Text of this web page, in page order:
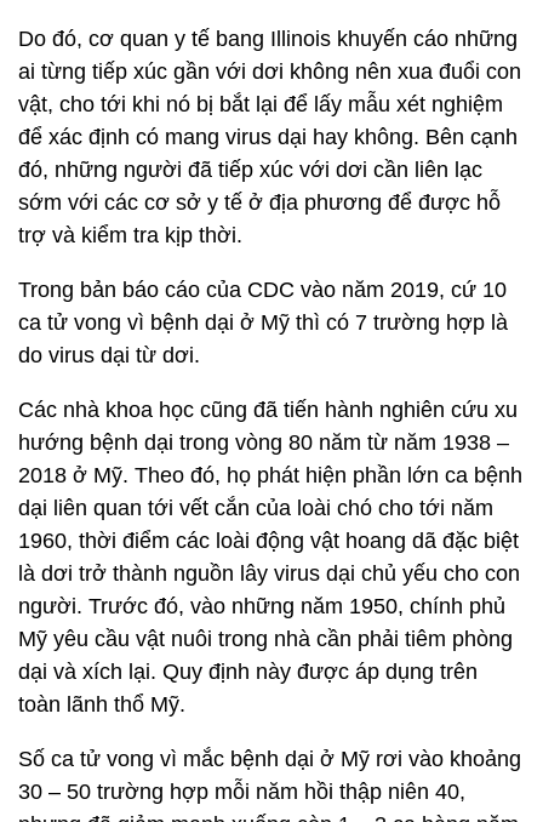
Do đó, cơ quan y tế bang Illinois khuyến cáo những
ai từng tiếp xúc gần với dơi không nên xua đuổi con
vật, cho tới khi nó bị bắt lại để lấy mẫu xét nghiệm
để xác định có mang virus dại hay không. Bên cạnh
đó, những người đã tiếp xúc với dơi cần liên lạc
sớm với các cơ sở y tế ở địa phương để được hỗ
trợ và kiểm tra kịp thời.
Trong bản báo cáo của CDC vào năm 2019, cứ 10
ca tử vong vì bệnh dại ở Mỹ thì có 7 trường hợp là
do virus dại từ dơi.
Các nhà khoa học cũng đã tiến hành nghiên cứu xu
hướng bệnh dại trong vòng 80 năm từ năm 1938 –
2018 ở Mỹ. Theo đó, họ phát hiện phần lớn ca bệnh
dại liên quan tới vết cắn của loài chó cho tới năm
1960, thời điểm các loài động vật hoang dã đặc biệt
là dơi trở thành nguồn lây virus dại chủ yếu cho con
người. Trước đó, vào những năm 1950, chính phủ
Mỹ yêu cầu vật nuôi trong nhà cần phải tiêm phòng
dại và xích lại. Quy định này được áp dụng trên
toàn lãnh thổ Mỹ.
Số ca tử vong vì mắc bệnh dại ở Mỹ rơi vào khoảng
30 – 50 trường hợp mỗi năm hồi thập niên 40,